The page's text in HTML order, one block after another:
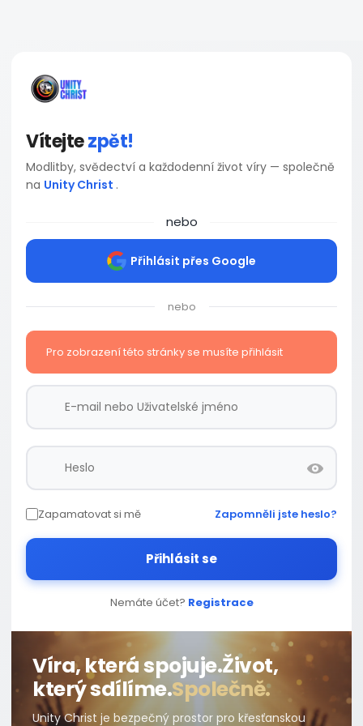
Vítejtezpět!
Modlitby, svědectví a každodenní život víry — společně
na Unity Christ .
nebo
Přihlásit přes Google
nebo
Pro zobrazení této stránky se musíte přihlásit
Zapamatovat si mě Zapomněli jste heslo?
Přihlásit se
Nemáte účet? Registrace
Víra, která spojuje.Život,
který sdílíme.Společně.
Unity Christ je bezpečný prostor pro křesťanskou